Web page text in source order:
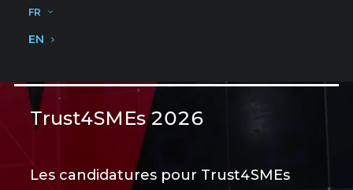
FR
EN
CONTACT
Trust4SMEs 2026
Les candidatures pour Trust4SMEs